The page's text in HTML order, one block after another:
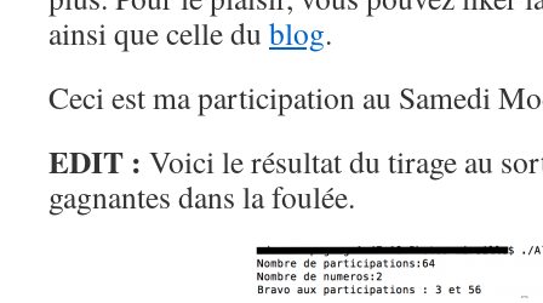
ainsi que celle du blog.
Ceci est ma participation au Samedi
EDIT : Voici le résultat du tirage au
gagnantes dans la foulée.